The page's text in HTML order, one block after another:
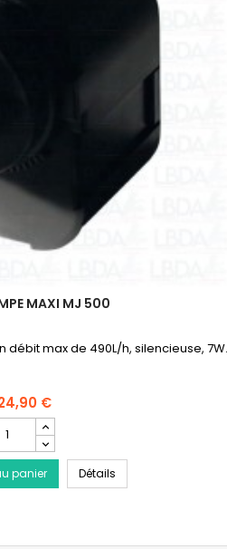
MAXI MJ 500
max de 490L/h, silencieuse, 7W.
€
quantité
panier Détails